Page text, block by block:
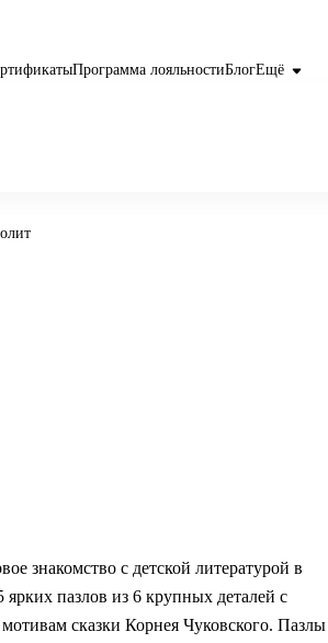
Программа лояльностиБлогЕщё
знакомство с детской литературой в
пазлов из 6 крупных деталей с
сказки Корнея Чуковского. Пазлы